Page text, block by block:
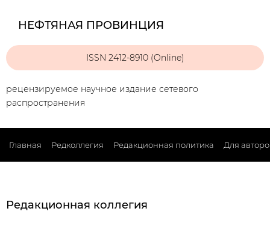
НЕФТЯНАЯ ПРОВИНЦИЯ
ISSN 2412-8910 (Online)
рецензируемое научное издание сетевого
распространения
Главная Редколлегия Редакционная политика Для
Редакционная коллегия